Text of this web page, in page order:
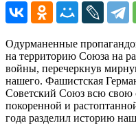
Одурманенные
на территорию Союза на
войны, перечеркнув
нашего. Фашистская
Советский Союз всю свою
покоренной и
года разделил историю